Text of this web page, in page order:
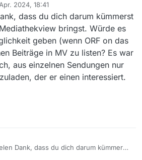
2024, 18:41
dass du dich darum kümmerst
bringst. Würde es
geben (wenn ORF on das
Beiträge in MV zu listen? Es war
aus einzelnen Sendungen nur
der er einen interessiert.
Dank, dass du dich darum kümmerst